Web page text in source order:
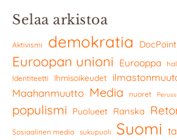
Selaa arkistoa
Aktivismi demokratia DocPoint
Euroopan unioni Eurooppa
Identiteetti Ihmisoikeudet
Maahanmuutto Media nuoret
populismi Puolueet Ranska
Sosiaalinen media sukupuoli Suomi